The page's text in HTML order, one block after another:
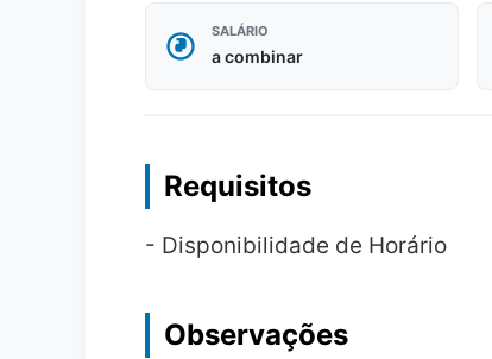
SALÁRIO
a combinar
Requisitos
- Disponibilidade de Horário
Observações